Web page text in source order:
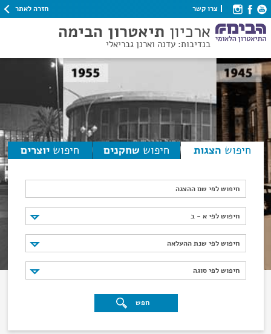
צרו קשר חזרה לאתר
ארכיון תיאטרון הבימה
בנדיבות: עדנה וארנן גבריאלי
חיפוש הצגות חיפוש שחקנים חיפוש יוצרים
חיפוש לפי שם ההצגה
חיפוש לפי א - ב
חיפוש לפי א - ב
חיפוש לפי שנת ההעלאה
חיפוש לפי שנת ההעלאה
חיפוש לפי סוגה
חיפוש לפי סוגה
חפש